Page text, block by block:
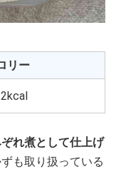
リー
れ煮として仕上げ
も取り扱っている